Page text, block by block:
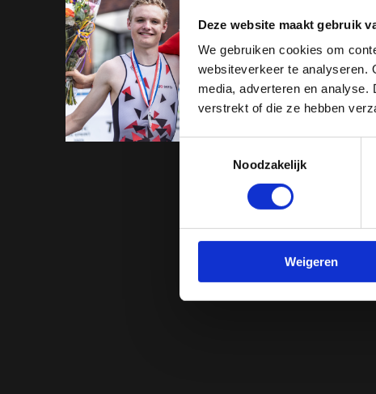
Deze website maakt gebruik
We gebruiken cookies om
websiteverkeer te analyseren.
media, adverteren en analyse.
verstrekt of die ze hebben
Toestemmingsselectie
Noodzakelijk
Weigeren